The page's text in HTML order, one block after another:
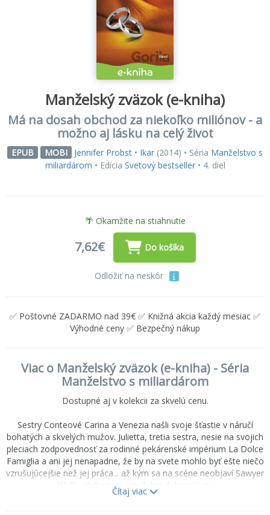
Manželský zväzok (e-kniha)
Má na dosah obchod za niekoľko miliónov - a
možno aj lásku na celý život
EPUB MOBI Jennifer Probst • Ikar (2014) • Séria Manželstvo s
miliardárom • Edícia Svetový bestseller• 4. diel
🌴 Okamžite na stiahnutie
7,62€ Do košíka
Odložiť na neskôr
✅ Poštovné ZADARMO nad 39€ ✅ Knižná akcia každý mesiac ✅
Výhodné ceny ✅ Bezpečný nákup
Viac o Manželský zväzok (e-kniha) - Séria
Manželstvo s miliardárom
Dostupné aj v kolekcii za skvelú cenu.
Sestry Conteové Carina a Venezia našli svoje šťastie v náručí
bohatých a skvelých mužov. Julietta, tretia sestra, nesie na svojich
pleciach zodpovednosť za rodinné pekárenské impérium La Dolce
Famiglia a ani jej nenapadne, že by na svete mohlo byť ešte niečo
vzrušujúcejšie než jej práca... až kým sa na scéne neobjaví Sawyer
Wells, stelesnenie mužskej dokonalosti.
Čítaj viac